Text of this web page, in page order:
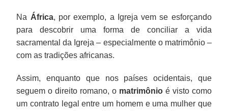
Na África, por exemplo, a Igreja vem se esforçando
para descobrir uma forma de conciliar a vida
sacramental da Igreja – especialmente o matrimônio –
com as tradições africanas.
Assim, enquanto que nos países ocidentais, que
seguem o direito romano, o matrimônioé visto como
um contrato legal entre um homem e uma mulher que